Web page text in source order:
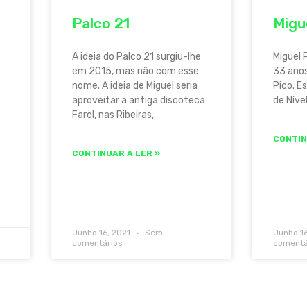
Palco 21
A ideia do Palco 21 surgiu-lhe
em 2015, mas não com esse
nome. A ideia de Miguel seria
aproveitar a antiga discoteca
Farol, nas Ribeiras,
CONTINUAR A LER »
Junho 16, 2021
Sem
comentários
Miguel
33
Pico.
de
Junho